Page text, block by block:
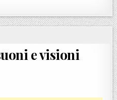
e visioni
ARNONE “LA NOTTE DEI MUSEI” FRA